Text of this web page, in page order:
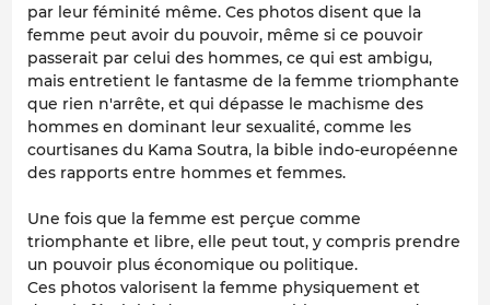
par leur féminité même. Ces photos disent que la
femme peut avoir du pouvoir, même si ce pouvoir
passerait par celui des hommes, ce qui est ambigu,
mais entretient le fantasme de la femme triomphante
que rien n'arrête, et qui dépasse le machisme des
hommes en dominant leur sexualité, comme les
courtisanes du Kama Soutra, la bible indo-européenne
des rapports entre hommes et femmes.
Une fois que la femme est perçue comme
triomphante et libre, elle peut tout, y compris prendre
un pouvoir plus économique ou politique.
Ces photos valorisent la femme physiquement et